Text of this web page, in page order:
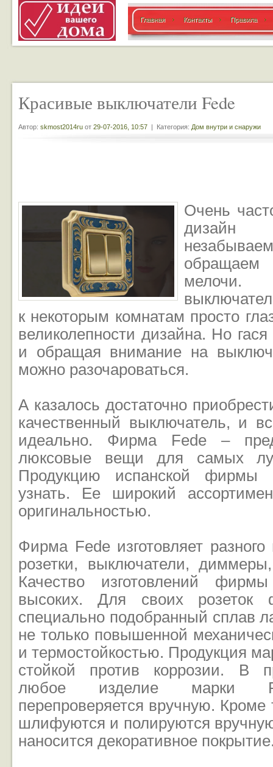
Главная Контакты Правила
Красивые выключатели Fede
Автор: skmost2014ru от 29-07-2016, 10:57 | Категория: Дом внутри и снаружи
Очень
к некоторым комнатам просто
великолепности дизайна. Но
и обращая внимание на
можно разочароваться.
А казалось достаточно
качественный выключатель, и
идеально. Фирма Fede –
люксовые вещи для самых
Продукцию испанской фирмы
узнать. Ее широкий
оригинальностью.
Фирма Fede изготовляет
розетки, выключатели,
Качество изготовлений
высоких. Для своих розеток
специально подобранный сплав
не только повышенной
и термостойкостью. Продукция
стойкой против коррозии. В
любое изделие марки
перепроверяется вручную. Кроме
шлифуются и полируются
наносится декоративное